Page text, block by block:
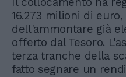
16.273 milioni di
dell'ammontare già
offerto dal Tesoro.
terza tranche della
fatto segnare un